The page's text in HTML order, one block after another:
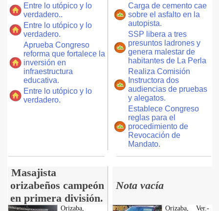
Entre lo utópico y lo
verdadero..
Entre lo utópico y lo
verdadero.
Aprueba Congreso
reforma que fortalece la
inversión en
infraestructura
educativa.
Entre lo utópico y lo
verdadero.
Carga de cemento cae
sobre el asfalto en la
autopista.
SSP libera a tres
presuntos ladrones y
genera malestar de
habitantes de La Perla
Realiza Comisión
Instructora dos
audiencias de pruebas
y alegatos.
Establece Congreso
reglas para el
procedimiento de
Revocación de
Mandato.
Masajista
orizabeños campeón
en primera división.
Nota vacía
Orizaba,
Orizaba, Ver.-